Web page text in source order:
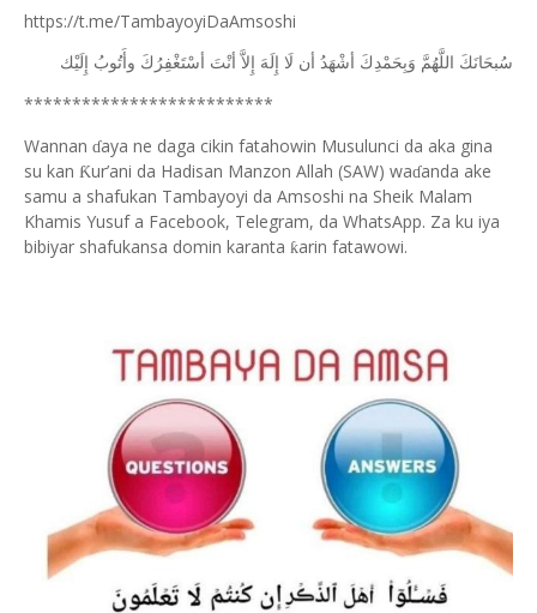
https://t.me/TambayoyiDaAmsoshi
ﺳُﺒﺤَﺎﻧَﻚَ ﺍﻟﻠَّﻬُﻢَّ ﻭَﺑِﺤَﻤْﺪِﻙَ ﺃﺷْﻬَﺪُ ﺃﻥ ﻟَﺎ ﺇِﻟَﻪَ ﺇِﻻَّ ﺃﻧْﺖَ ﺃﺳْﺘَﻐْﻔِﺮُﻙَ ﻭﺃَﺗُﻮﺏُ ﺇِﻟَﻴْﻚ
**************************
Wannan ɗaya ne daga cikin fatahowin Musulunci da aka gina
su kan Ƙur’ani da Hadisan Manzon Allah (SAW) waɗanda ake
samu a shafukan Tambayoyi da Amsoshi na Sheik Malam
Khamis Yusuf a Facebook, Telegram, da WhatsApp. Za ku iya
bibiyar shafukansa domin karanta ƙarin fatawowi.